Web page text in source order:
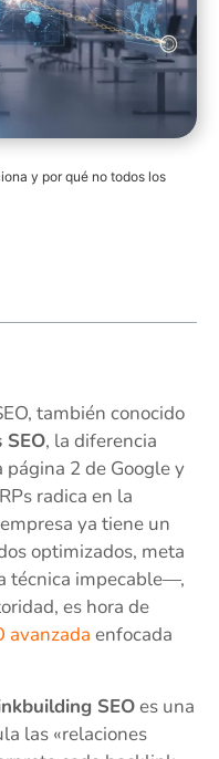
y por qué no todos los
también conocido
SEO, la diferencia
2 de Google y
radica en la
ya tiene un
optimizados, meta
técnica impecable—,
es hora de
avanzada enfocada
SEOes una
las «relaciones